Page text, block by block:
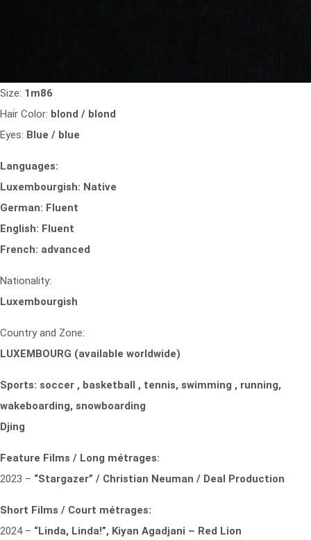
Size: 1m86
Hair Color: blond / blond
Eyes: Blue / blue
Languages:
Luxembourgish: Native
German: Fluent
English: Fluent
French: advanced
Nationality:
Luxembourgish
Country and Zone:
LUXEMBOURG (available worldwide)
Sports: soccer , basketball , tennis, swimming , running,
wakeboarding, snowboarding
Djing
Feature Films / Long métrages:
2023 – “Stargazer” / Christian Neuman / Deal Production
Short Films / Court métrages:
2024 – “Linda, Linda!”, Kiyan Agadjani – Red Lion